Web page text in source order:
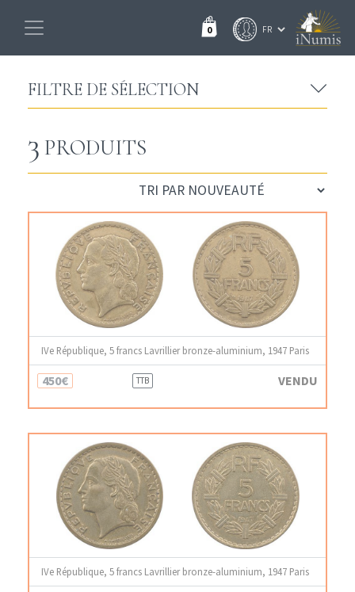
0
FILTRE DE SÉLECTION
3 PRODUITS
IVe République, 5 francs Lavrillier bronze-aluminium, 1947 Paris
450€ TTB VENDU
IVe République, 5 francs Lavrillier bronze-aluminium, 1947 Paris